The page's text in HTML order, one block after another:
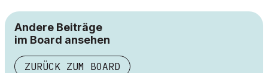
Andere Beiträge
im Board ansehen
ZURÜCK ZUM BOARD